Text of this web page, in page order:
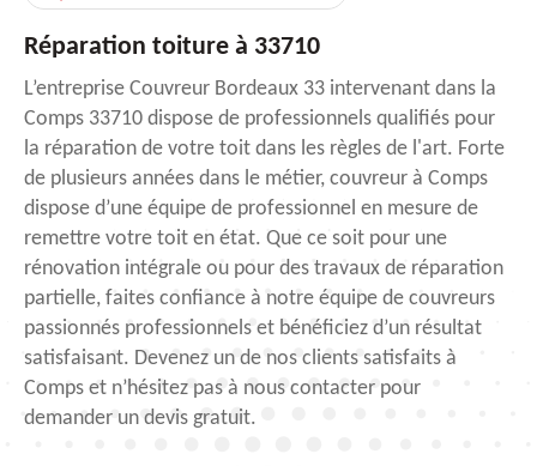
Réparation toiture à 33710
L’entreprise Couvreur Bordeaux 33 intervenant dans la
Comps 33710 dispose de professionnels qualifiés pour
la réparation de votre toit dans les règles de l'art. Forte
de plusieurs années dans le métier, couvreur à Comps
dispose d’une équipe de professionnel en mesure de
remettre votre toit en état. Que ce soit pour une
rénovation intégrale ou pour des travaux de réparation
partielle, faites confiance à notre équipe de couvreurs
passionnés professionnels et bénéficiez d’un résultat
satisfaisant. Devenez un de nos clients satisfaits à
Comps et n’hésitez pas à nous contacter pour
demander un devis gratuit.